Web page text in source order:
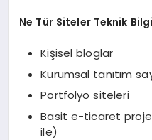
Ne Tür Siteler Teknik
Kişisel bloglar
Kurumsal tanıtım
Portfolyo siteleri
Basit e-ticaret
ile)